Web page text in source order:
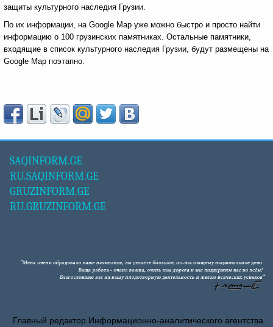
защиты культурного наследия Грузии.
По их информации, на Google Map уже можно быстро и просто найти
информацию о 100 грузинских памятниках. Остальные памятники,
входящие в список культурного наследия Грузии, будут размещены на
Google Map поэтапно.
SAQINFORM.GE
RU.SAQINFORM.GE
GRUZINFORM.GE
RU.GRUZINFORM.GE
Главный редактор Информационно-аналитического агентства